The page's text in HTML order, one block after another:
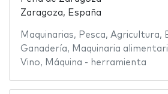
Zaragoza, España
Maquinarias, Pesca, Agricultura,
Ganadería, Maquinaria
Vino, Máquina - herramienta